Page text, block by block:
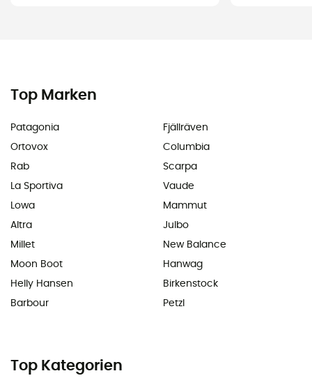
Top Marken
Patagonia
Ortovox
Rab
La Sportiva
Lowa
Altra
Millet
Moon Boot
Helly Hansen
Barbour
Fjällräven
Columbia
Scarpa
Vaude
Mammut
Julbo
New Balance
Hanwag
Birkenstock
Petzl
Top Kategorien